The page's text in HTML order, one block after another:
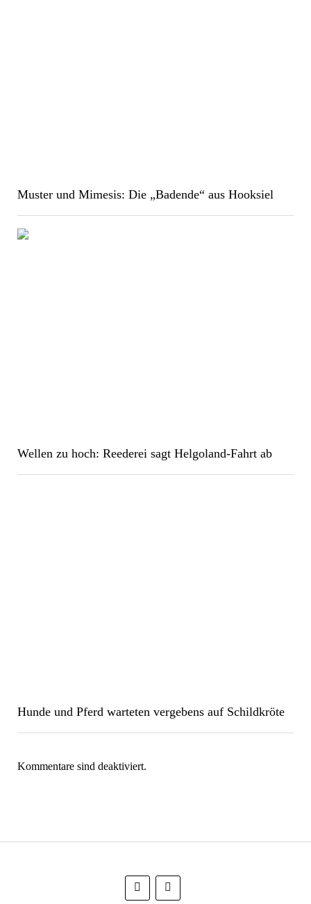
Muster und Mimesis: Die „Badende“ aus Hooksiel
Wellen zu hoch: Reederei sagt Helgoland-Fahrt ab
Hunde und Pferd warteten vergebens auf Schildkröte
Kommentare sind deaktiviert.